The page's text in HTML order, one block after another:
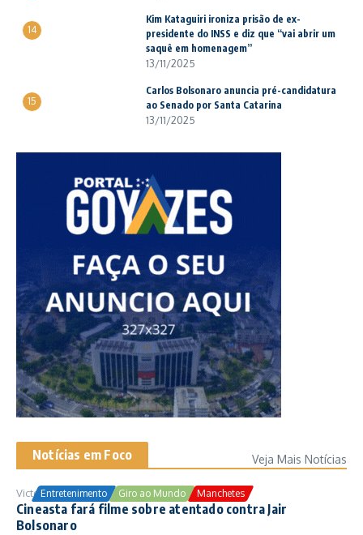
14
Kim Kataguiri ironiza prisão de ex-
presidente do INSS e diz que “vai abrir um
saquê em homenagem”
13/11/2025
15
Carlos Bolsonaro anuncia pré-candidatura
ao Senado por Santa Catarina
13/11/2025
Notícias em Foco Veja Mais Notícias
Entretenimento Giro ao Mundo Manchetes
Victor Samuel 24/10/2025
Cineasta fará filme sobre atentado contra Jair
Bolsonaro